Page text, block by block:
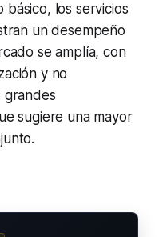
básico, los servicios
un desempeño
se amplía, con
y no
grandes
sugiere una mayor